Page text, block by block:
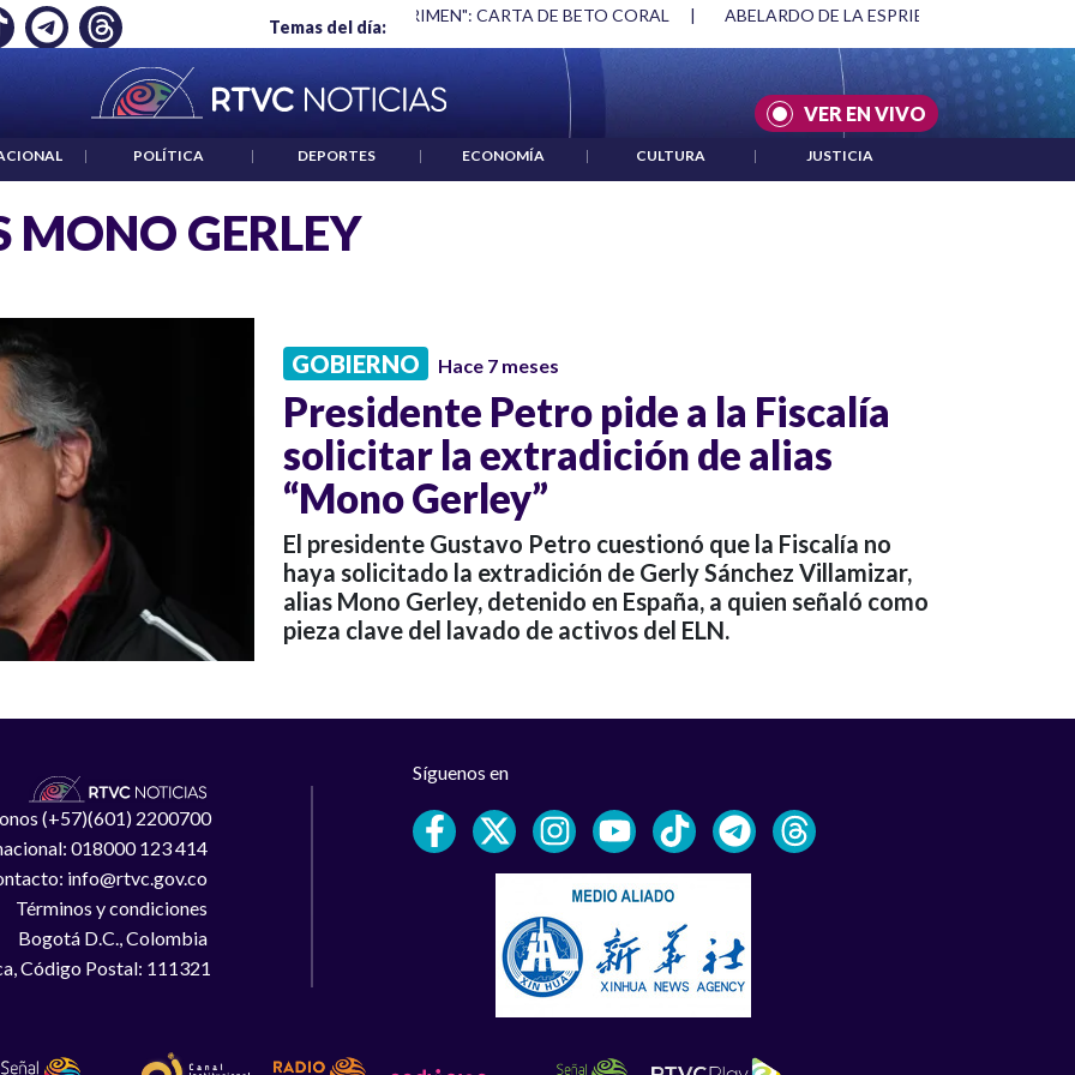
Temas del día:
EMPLEO: JP MORGAN "HABLAR NO ES UN CRIMEN": CARTA DE BETO CORAL | ABELARDO DE LA ESPRIELLA Y DMG
VER EN VIVO
| POLÍTICA | DEPORTES | ECONOMÍA | CULTURA | JUSTICIA
MONO GERLEY
GOBIERNO Hace 7 meses
Presidente Petro pide a la Fiscalía
solicitar la extradición de alias
“Mono Gerley”
El presidente Gustavo Petro cuestionó que la Fiscalía no
haya solicitado la extradición de Gerly Sánchez Villamizar,
alias Mono Gerley, detenido en España, a quien señaló como
pieza clave del lavado de activos del ELN.
(+57)(601) 2200700
018000 123 414
info@rtvc.gov.co
Términos y condiciones
Bogotá D.C., Colombia
Código Postal: 111321
Síguenos en